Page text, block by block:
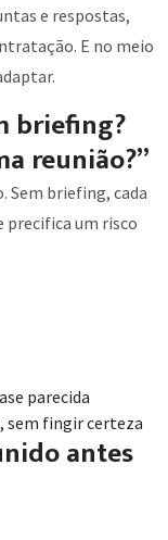
e respostas,
E no meio
briefing?
reunião?”
Sem briefing, cada
precifica um risco
parecida
sem fingir certeza
antes